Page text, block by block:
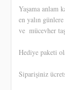
Yaşama anlam
en yalın
ve mücevher
Hediye paketi
Siparişiniz